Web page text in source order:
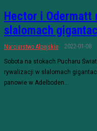
Hector i Odermatt
slalomach
Narciarstwo Alpejskie 2022-01-08
Sobota na stokach Pucharu
rywalizacji w slalomach
panowie w Adelboden...